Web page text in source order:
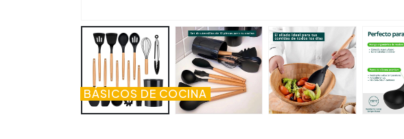
BÁSICOS DE COCINA